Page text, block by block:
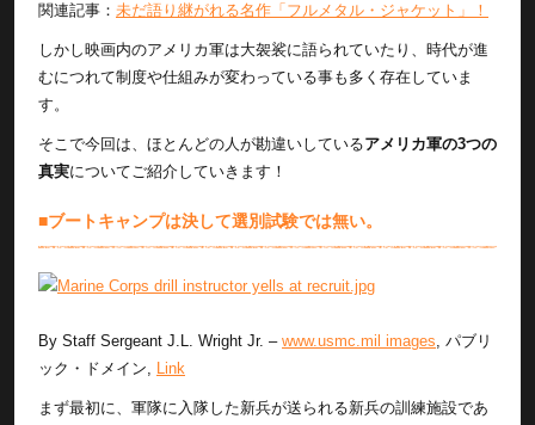
関連記事： 未だ語り継がれる名作「フルメタル・ジャケット」！
しかし映画内のアメリカ軍は大袈裟に語られていたり、時代が進
むにつれて制度や仕組みが変わっている事も多く存在していま
す。
そこで今回は、ほとんどの人が勘違いしているアメリカ軍の3つの
真実についてご紹介していきます！
■ブートキャンプは決して選別試験では無い。
By Staff Sergeant J.L. Wright Jr. – www.usmc.mil images, パブリ
ック・ドメイン, Link
まず最初に、軍隊に入隊した新兵が送られる新兵の訓練施設であ